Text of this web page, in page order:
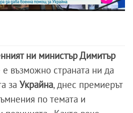
ни министър Димитър
е възможно страната ни да
за Украйна, днес премиерът
по темата и